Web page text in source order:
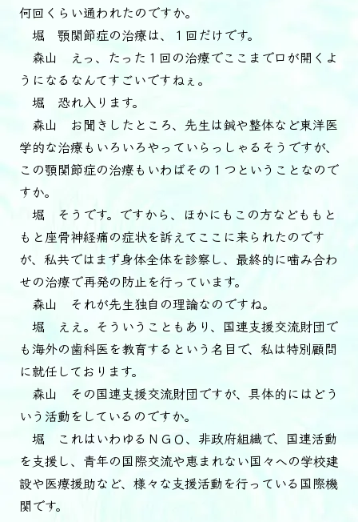
何回くらい通われたのですか。
堀 顎関節症の治療は、１回だけです。
森山 えっ、たった１回の治療でここまで口が開くよ
うになるなんてすごいですねぇ。
堀 恐れ入ります。
森山 お聞きしたところ、先生は鍼や整体など東洋医
学的な治療もいろいろやっていらっしゃるそうですが、
この顎関節症の治療もいわばその１つということなので
すか。
堀 そうです。ですから、ほかにもこの方などももと
もと座骨神経痛の症状を訴えてここに来られたのです
が、私共ではまず身体全体を診察し、最終的に噛み合わ
せの治療で再発の防止を行っています。
森山 それが先生独自の理論なのですね。
堀 ええ。そういうこともあり、国連支援交流財団で
も海外の歯科医を教育するという名目で、私は特別顧問
に就任しております。
森山 その国連支援交流財団ですが、具体的にはどう
いう活動をしているのですか。
堀 これはいわゆるＮＧＯ、非政府組織で、国連活動
を支援し、青年の国際交流や恵まれない国々への学校建
設や医療援助など、様々な支援活動を行っている国際機
関です。